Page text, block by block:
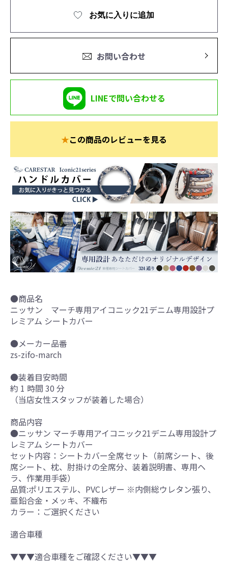
お気に入りに追加
お問い合わせ
LINEで問い合わせる
★この商品のレビューを見る
●商品名
ニッサン マーチ専用アイコニック21デニム専用設計プ
レミアム シートカバー
●メーカー品番
zs-zifo-march
●装着目安時間
約 1 時間 30 分
（当店女性スタッフが装着した場合）
商品内容
●ニッサン マーチ専用アイコニック21デニム専用設計プ
レミアム シートカバー
セット内容：シートカバー全席セット（前席シート、後
席シート、枕、肘掛けの全席分、装着説明書、専用ヘ
ラ、作業用手袋）
品質:ポリエステル、PVCレザー ※内側総ウレタン張り、
亜鉛合金・メッキ、不織布
カラー：ご選択ください
適合車種
▼▼▼適合車種をご確認ください▼▼▼